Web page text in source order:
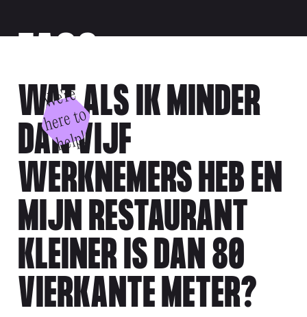
W
e'
r
e
h
e
r
e
t
o
h
el
p!
WAT ALS IK MINDER
DAN VIJF
WERKNEMERS HEB EN
MIJN RESTAURANT
KLEINER IS DAN 80
VIERKANTE METER?